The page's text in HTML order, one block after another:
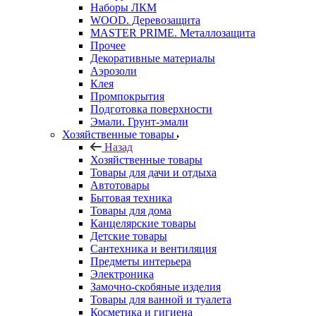
Наборы ЛКМ
WOOD. Деревозащита
MASTER PRIME. Металлозащита
Прочее
Декоративные материалы
Аэрозоли
Клея
Промпокрытия
Подготовка поверхности
Эмали. Грунт-эмали
Хозяйственные товары
Назад
Хозяйственные товары
Товары для дачи и отдыха
Автотовары
Бытовая техника
Товары для дома
Канцелярские товары
Детские товары
Сантехника и вентиляция
Предметы интерьера
Электроника
Замочно-скобяные изделия
Товары для ванной и туалета
Косметика и гигиена